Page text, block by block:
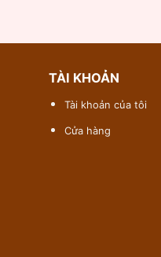
TÀI KHOẢN
Tài khoản của tôi
Cửa hàng